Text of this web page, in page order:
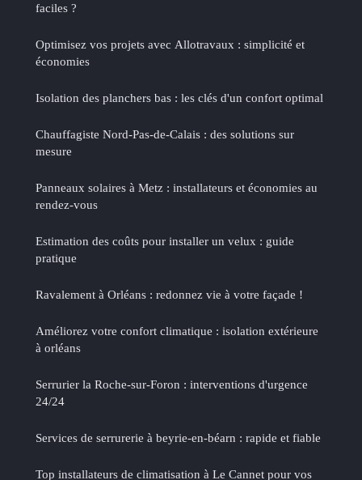
faciles ?
Optimisez vos projets avec Allotravaux : simplicité et
économies
Isolation des planchers bas : les clés d'un confort optimal
Chauffagiste Nord-Pas-de-Calais : des solutions sur
mesure
Panneaux solaires à Metz : installateurs et économies au
rendez-vous
Estimation des coûts pour installer un velux : guide
pratique
Ravalement à Orléans : redonnez vie à votre façade !
Améliorez votre confort climatique : isolation extérieure
à orléans
Serrurier la Roche-sur-Foron : interventions d'urgence
24/24
Services de serrurerie à beyrie-en-béarn : rapide et fiable
Top installateurs de climatisation à Le Cannet pour vos